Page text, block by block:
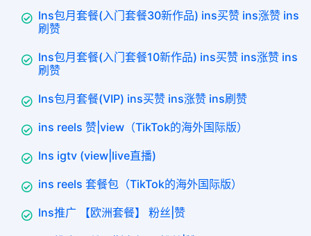
Ins包月套餐(入门套餐30新作品) ins买赞 ins涨赞 ins
刷赞
Ins包月套餐(入门套餐10新作品) ins买赞 ins涨赞 ins
刷赞
Ins包月套餐(VIP) ins买赞 ins涨赞 ins刷赞
ins reels 赞|view（TikTok的海外国际版）
Ins igtv (view|live直播)
ins reels 套餐包（TikTok的海外国际版）
Ins推广 【欧洲套餐】 粉丝|赞